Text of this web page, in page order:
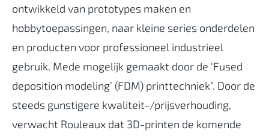
ontwikkeld van prototypes maken en
hobbytoepassingen, naar kleine series onderdelen
en producten voor professioneel industrieel
gebruik. Mede mogelijk gemaakt door de ‘Fused
deposition modeling’ (FDM) printtechniek”. Door de
steeds gunstigere kwaliteit-/prijsverhouding,
verwacht Rouleaux dat 3D-printen de komende